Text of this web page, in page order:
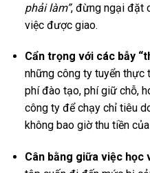
phải làm”, đừng ngại đặt
việc được giao.
Cẩn trọng với các bẫy
những công ty tuyển thực
phí đào tạo, phí giữ chỗ,
công ty để chạy chỉ tiêu
không bao giờ thu tiền
Cân bằng giữa việc học